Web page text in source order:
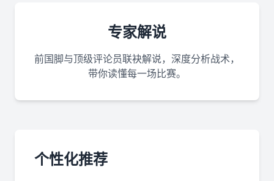
专家解说
前国脚与顶级评论员联袂解说，深度分析战术，
带你读懂每一场比赛。
个性化推荐